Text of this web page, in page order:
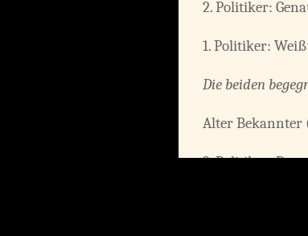
2. Politiker:
1. Politiker:
Die beiden
Alter Bekannter
2. Politiker: